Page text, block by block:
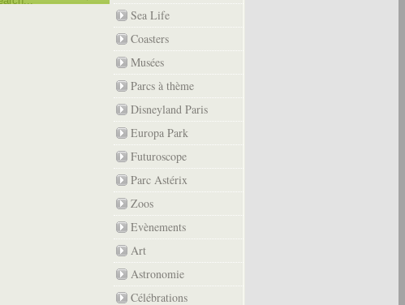
Sea Life
Coasters
Musées
Parcs à thème
Disneyland Paris
Europa Park
Futuroscope
Parc Astérix
Zoos
Evènements
Art
Astronomie
Célébrations